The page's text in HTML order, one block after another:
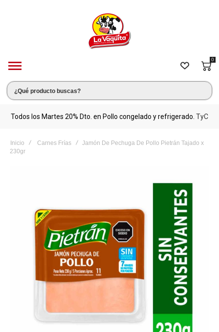
0
Todos los Martes 20% Dto. en Pollo congelado y refrigerado. TyC
Inicio Carnes Frías
Jamón De Pechuga De Pollo Pietrán Tajado x
230gr
imágenes